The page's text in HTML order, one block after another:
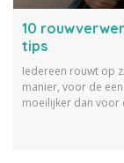
10
tips
Iedereen rouwt op
manier, voor de
moeilijker dan voor